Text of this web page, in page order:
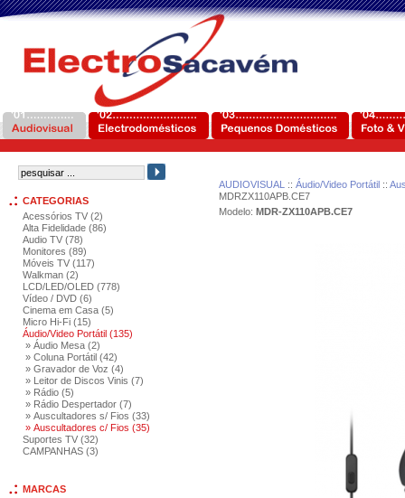
CATEGORIAS
Acessórios TV (2)
Alta Fidelidade (86)
Audio TV (78)
Monitores (89)
Móveis TV (117)
Walkman (2)
LCD/LED/OLED (778)
Vídeo / DVD (6)
Cinema em Casa (5)
Micro Hi-Fi (15)
Áudio/Video Portátil (135)
» Áudio Mesa (2)
» Coluna Portátil (42)
» Gravador de Voz (4)
» Leitor de Discos Vinis (7)
» Rádio (5)
» Rádio Despertador (7)
» Auscultadores s/ Fios (33)
» Auscultadores c/ Fios (35)
Suportes TV (32)
CAMPANHAS (3)
MARCAS
AUDIOVISUAL :: Áudio/Video Portátil::
MDRZX110APB.CE7
Modelo: MDR-ZX110APB.CE7